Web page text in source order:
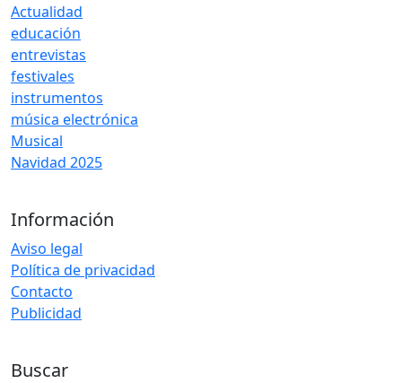
Actualidad
educación
entrevistas
festivales
instrumentos
música electrónica
Musical
Navidad 2025
Información
Aviso legal
Política de privacidad
Contacto
Publicidad
Buscar